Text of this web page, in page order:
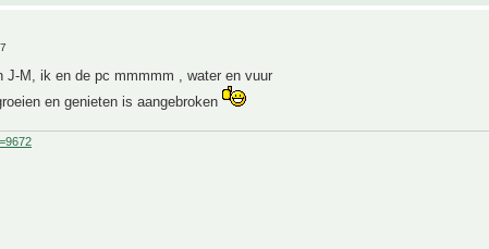
J-M, ik en de pc mmmmm , water en vuur
en genieten is aangebroken